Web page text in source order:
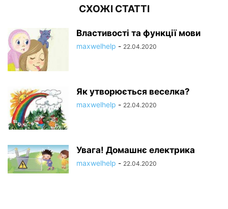
СХОЖІ СТАТТІ
Властивості та функції мови
maxwelhelp - 22.04.2020
Як утворюється веселка?
maxwelhelp - 22.04.2020
Увага! Домашнє електрика
maxwelhelp - 22.04.2020